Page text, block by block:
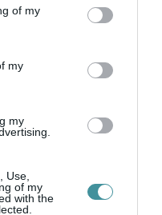
You may click to
its third-party tags to
in below Google
of my
my
my
Use,
of my
with the
hírekről, kövessen
Hírek oldalán!